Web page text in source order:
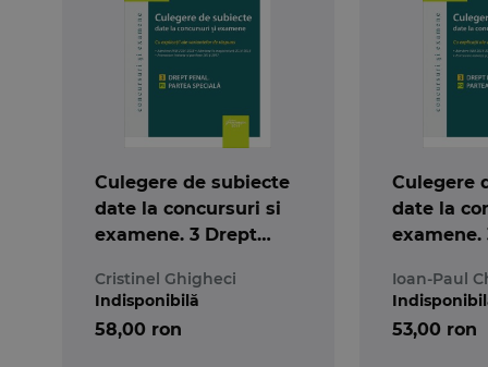
Culegere de subiecte
date la concursuri si
examene. 3 Drept
Cristinel Ghigheci
58,00 ron
Indisponibilă
Culegere
date la
examene.
Ioan-Paul
53,00 ron